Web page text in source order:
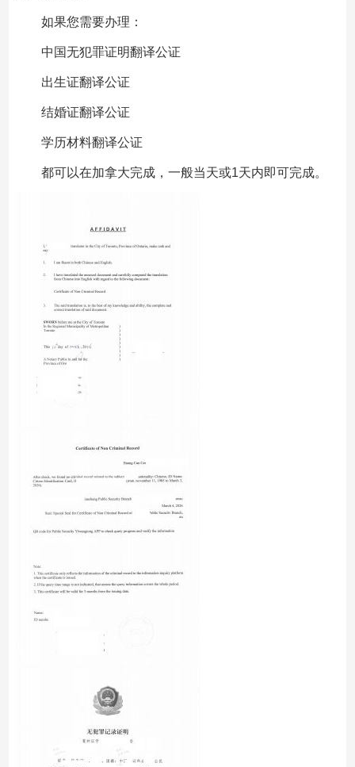
如果您需要办理：
中国无犯罪证明翻译公证
出生证翻译公证
结婚证翻译公证
学历材料翻译公证
都可以在加拿大完成，一般当天或1天内即可完成。